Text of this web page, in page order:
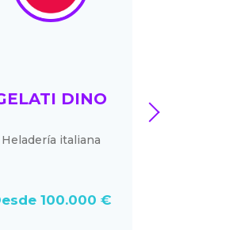
DINO
Heladería italiana
100.000 €
next